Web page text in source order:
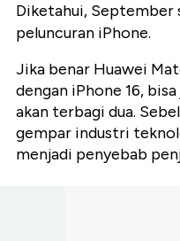
Diketahui, September
peluncuran iPhone.
Jika benar Huawei
dengan iPhone 16,
akan terbagi dua.
gempar industri
menjadi penyebab